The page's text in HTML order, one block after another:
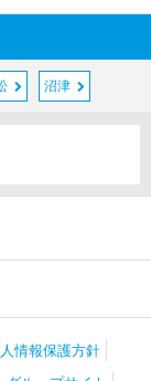
沼津
情報保護方針